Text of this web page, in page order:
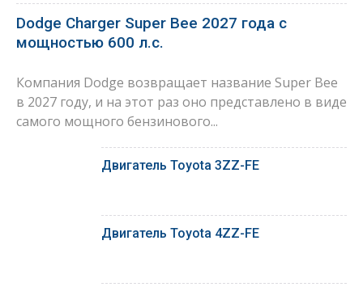
Dodge Charger Super Bee 2027 года с
мощностью 600 л.с.
Компания Dodge возвращает название Super Bee
в 2027 году, и на этот раз оно представлено в виде
самого мощного бензинового...
Двигатель Toyota 3ZZ-FE
Двигатель Toyota 4ZZ-FE